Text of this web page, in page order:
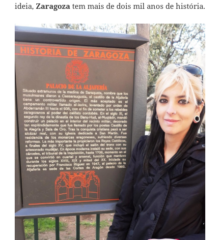
ideia, Zaragoza tem mais de dois mil anos de história.